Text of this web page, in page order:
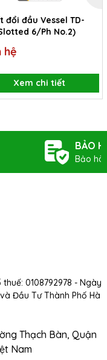
đổi đầu Vessel TD-
6/Ph No.2)
hệ
Xem chi tiết
BẢO
Bảo
0108792978 - Ngày
Đầu Tư Thành Phố Hà
Thạch Bàn, Quận
Nam